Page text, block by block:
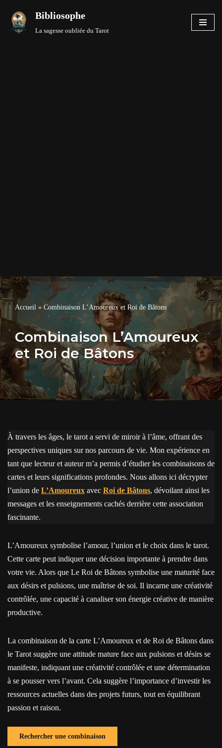
Aller
Bibliosophe
La sagesse oubliée du Tarot
Accueil » Combinaison L’Amoureux et Roi de Bâtons
Combinaison L’Amoureux
et Roi de Bâtons
À travers les âges, le tarot a servi de miroir à l’âme, offrant des
perspectives uniques sur nos parcours de vie. Mon expérience en
tant que lecteur et auteur m’a permis d’étudier les combinaisons de
cartes et leurs significations profondes. Nous allons ici décrypter
l’union de L’Amoureux avec Roi de Bâtons, dévoilant ainsi les
messages et les enseignements cachés derrière cette association
fascinante.
L’Amoureux symbolise l’amour, l’union et le choix dans le tarot.
Cette carte peut indiquer une décision importante à prendre dans
votre vie. Alors que Le Roi de Bâtons symbolise une maturité face
aux désirs et pulsions, une maîtrise de soi. Il incarne une créativité
contrôlée, une capacité à canaliser son énergie créative de manière
productive.
La combinaison de la carte L’Amoureux et de Roi de Bâtons dans
le Tarot suggère une attitude mature face aux pulsions et désirs se
manifeste, indiquant une créativité contrôlée et une détermination
à se pousser vers l’avant. Cela suggère l’importance d’investir les
ressources actuelles dans des projets futurs, tout en équilibrant
passion et raison.
Rechercher une combinaison